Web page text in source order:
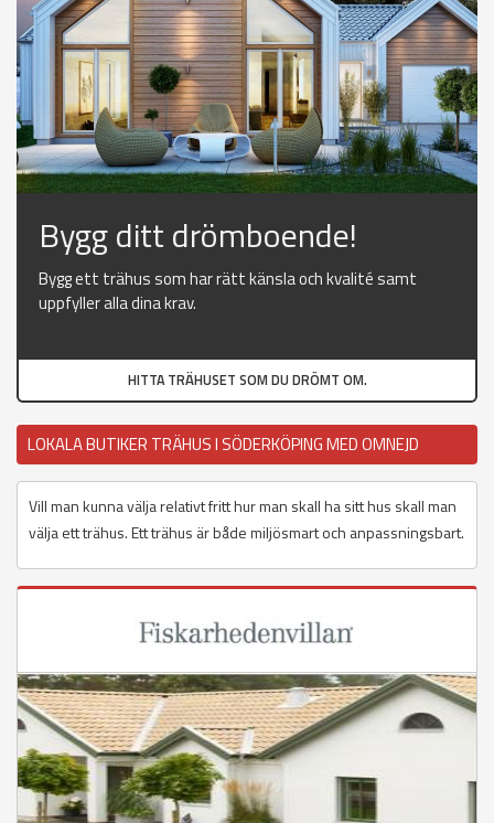
Bygg ditt drömboende!
Bygg ett trähus som har rätt känsla och kvalité samt
uppfyller alla dina krav.
HITTA TRÄHUSET SOM DU DRÖMT OM.
LOKALA BUTIKER TRÄHUS I SÖDERKÖPING MED OMNEJD
Vill man kunna välja relativt fritt hur man skall ha sitt hus skall man
välja ett trähus. Ett trähus är både miljösmart och anpassningsbart.